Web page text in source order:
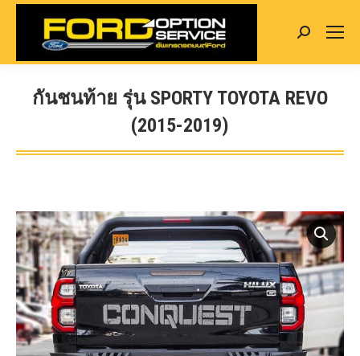
Search:
กันชนท้าย รุ่น SPORTY TOYOTA REVO
(2015-2019)
You are here: